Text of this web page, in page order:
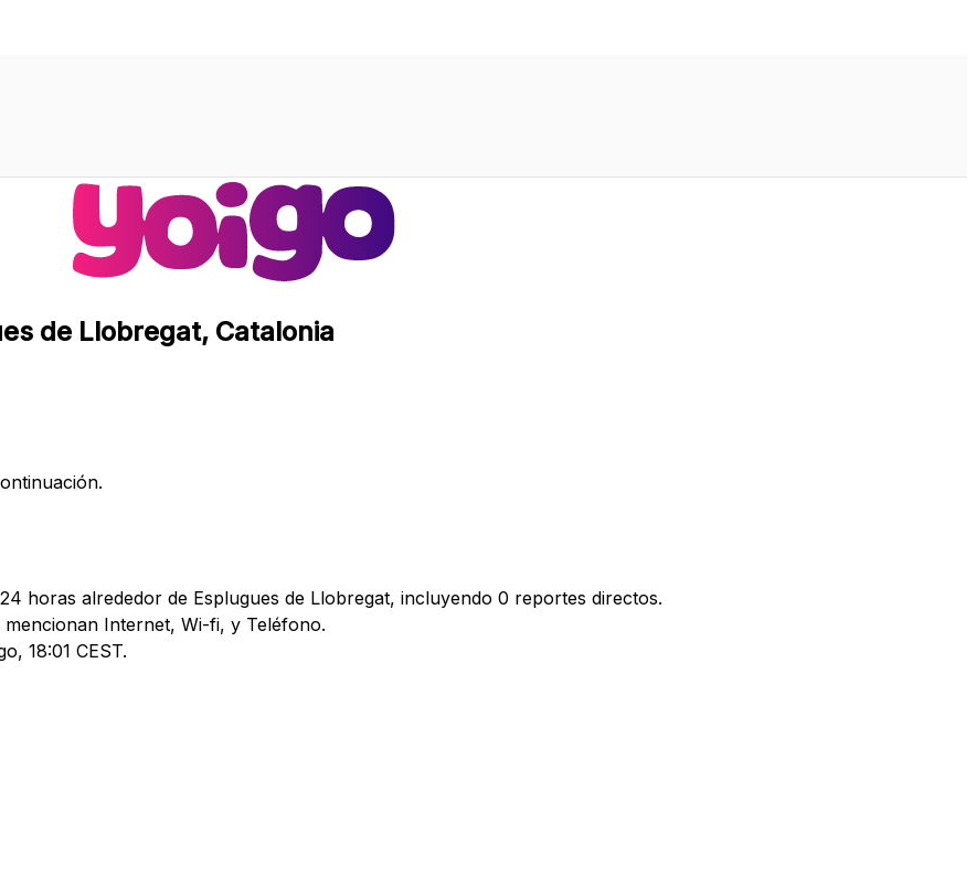
de Llobregat, Catalonia
horas alrededor de Esplugues de Llobregat, incluyendo 0 reportes directos.
Internet, Wi-fi, y Teléfono.
18:01 CEST.